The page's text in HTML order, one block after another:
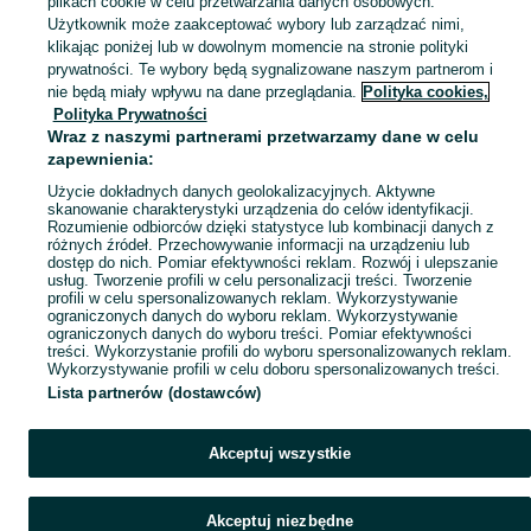
Mapa kategorii
Mapa miejscowości
Mapa ministron
Popularne wyszukiwania
Użytkownik może zaakceptować wybory lub zarządzać nimi,
klikając poniżej lub w dowolnym momencie na stronie polityki
prywatności. Te wybory będą sygnalizowane naszym partnerom i
nie będą miały wpływu na dane przeglądania. Polityka cookies,
Polityka Prywatności
Wraz z naszymi partnerami przetwarzamy dane w celu
zapewnienia:
Użycie dokładnych danych geolokalizacyjnych. Aktywne
skanowanie charakterystyki urządzenia do celów identyfikacji.
Rozumienie odbiorców dzięki statystyce lub kombinacji danych z
różnych źródeł. Przechowywanie informacji na urządzeniu lub
dostęp do nich. Pomiar efektywności reklam. Rozwój i ulepszanie
usług. Tworzenie profili w celu personalizacji treści. Tworzenie
profili w celu spersonalizowanych reklam. Wykorzystywanie
ograniczonych danych do wyboru reklam. Wykorzystywanie
ograniczonych danych do wyboru treści. Pomiar efektywności
treści. Wykorzystanie profili do wyboru spersonalizowanych reklam.
Wykorzystywanie profili w celu doboru spersonalizowanych treści.
Lista partnerów (dostawców)
Akceptuj wszystkie
Akceptuj niezbędne